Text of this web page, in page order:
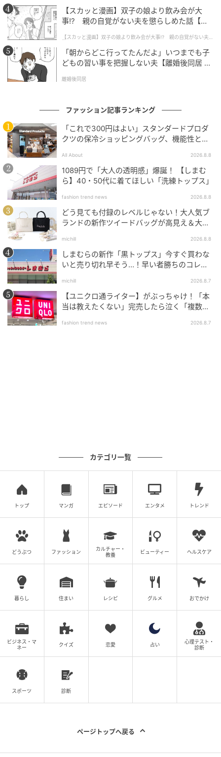
出典：Instagram
自然な光沢感のあるプリーツスカートが、大人コーデ
に華やぎをプラス。ストンと落ちるシルエットで広が
りにくく、細見えも期待できそうです。デニムジャケ
ットを羽織ることでほどよくカジュアルダウンして、
若々しい雰囲気に。
トップスの丈感でさりげなく体型カバー
出典：Instagram
お腹とお尻が隠れる、安心感のある長めトップスがポ
イントのコーデ。ゆるっとしたシルエットでも、キー
ネックデザインが顔まわりをすっきり見せてくれそう
です。黒スカート合わせで縦ラインを意識すること
で、さらにこなれた印象に。
黒カーデを涼しげに着こなす
【スカッと漫画】双子の娘より飲み会が大
事!? 親の自覚がない夫を懲らしめた話【第1
【スカッと漫画】双子の娘より飲み会が大事!? 親の自覚がない夫を
懲らしめた話
「朝からどこ行ってたんだよ」いつまでも子
どもの習い事を把握しない夫【離婚後同居 Vo
離婚後同居
ファッション記事ランキング
「これで300円はよい」スタンダードプロダ
クツの保冷ショッピングバッグ、機能性とデ
All About 2026.8.8
1089円で「大人の透明感」爆誕！ 【しまむ
ら】40・50代に着てほしい「洗練トップス」
fashion trend news 2026.8.8
どう見ても付録のレベルじゃない！大人気ブ
ランドの新作ツイードバッグが高見え＆大容
michill 2026.8.8
しまむらの新作「黒トップス」今すぐ買わな
いと売り切れ早そう…！早い者勝ちのコレ買
michill 2026.8.7
【ユニクロ通ライター】がぶっちゃけ！「本
当は教えたくない」完売したら泣く「複数買
fashion trend news 2026.8.7
カテゴリ一覧
トップ マンガ エピソード エンタメ トレンド
どうぶつ ファッション
カルチャー・
教養
ビューティー ヘルスケア
暮らし 住まい レシピ グルメ おでかけ
ビジネス・マ
ネー
クイズ 恋愛 占い
心理テスト・
診断
スポーツ 診断
ページトップへ戻る